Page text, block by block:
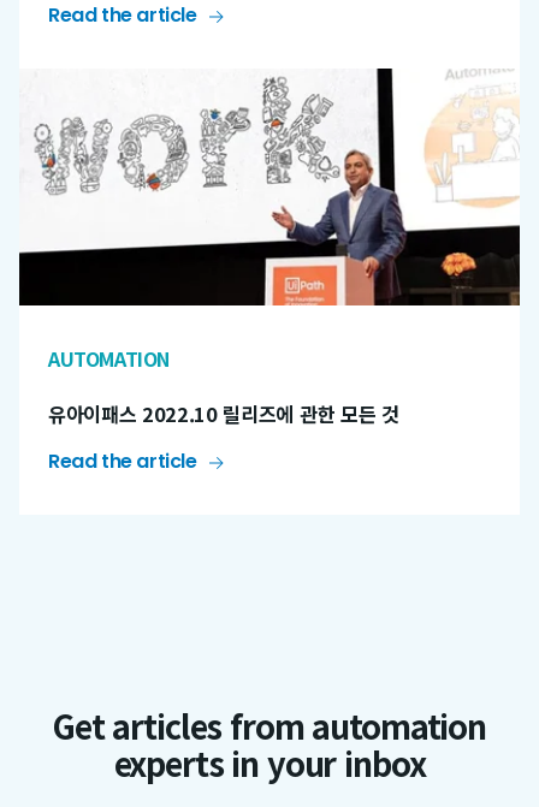
Read the article
AUTOMATION
유아이패스 2022.10 릴리즈에 관한 모든 것
Read the article
Get articles from automation
experts in your inbox